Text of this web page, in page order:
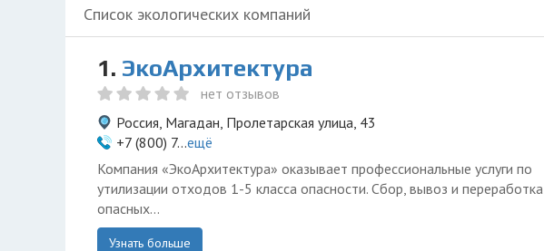
Список экологических компаний
1. ЭкоАрхитектура
нет отзывов
Россия, Магадан, Пролетарская улица, 43
+7 (800) 7...ещё
Компания «ЭкоАрхитектура» оказывает профессиональные услуги по
утилизации отходов 1-5 класса опасности. Сбор, вывоз и переработка
опасных...
Узнать больше